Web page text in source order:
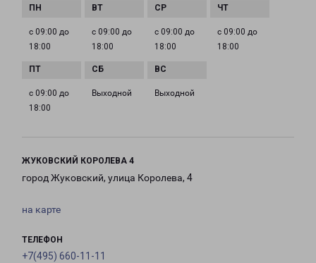
с 09:00 до
18:00
с 09:00 до
18:00
с 09:00 до
18:00
с 09:00 до
18:00
с 09:00 до
18:00
Выходной Выходной
ЖУКОВСКИЙ КОРОЛЕВА 4
город Жуковский, улица Королева, 4
на карте
ТЕЛЕФОН
+7(495) 660-11-11